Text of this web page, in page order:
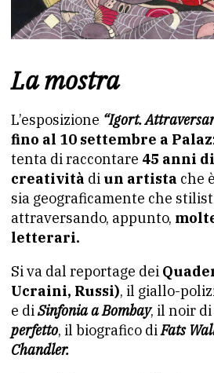
La mostra
L’esposizione “Igort.
fino al 10 settembre a
tenta di raccontare 45 anni
creatività di un artista che
sia geograficamente che
attraversando, appunto,
letterari.
Si va dal reportage dei
Ucraini, Russi), il giallo-
e diSinfonia a Bombay, il noir di
perfetto, il biografico diFats
Chandler.